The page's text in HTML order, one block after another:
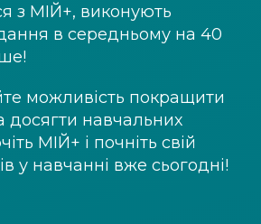
з МІЙ+, виконують
в середньому на 40
можливість покращити
досягти навчальних
МІЙ+ і почніть свій
у навчанні вже сьогодні!